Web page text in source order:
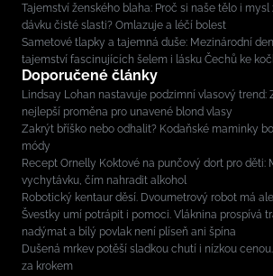
Tajemství ženského blaha: Proč si naše tělo i
dávku čisté slasti? Omlazuje a léčí bolest
Sametové tlapky a tajemná duše: Mezinárodní
tajemství fascinujících šelem i lásku Čechů ke
Doporučené články
Lindsay Lohan nastavuje podzimní vlasový trend:
nejlepší proměna pro unavené blond vlasy
Zakrýt bříško nebo odhalit? Kodaňské maminky
módy
Recept Ornelly Koktové na punčový dort pro děti:
vychytávku, čím nahradit alkohol
Robotický kentaur děsí. Dvoumetrový robot má
Švestky umí potrápit i pomoci. Vláknina prospívá
nadýmat a bílý povlak není plíseň ani špína
Dušená mrkev potěší sladkou chutí i nízkou
za krokem